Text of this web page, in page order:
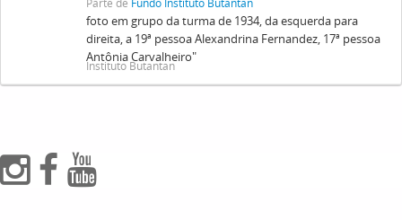
foto em grupo da turma de 1934, da esquerda para
direita, a 19ª pessoa Alexandrina Fernandez, 17ª pessoa
Antônia Carvalheiro"
Instituto Butantan